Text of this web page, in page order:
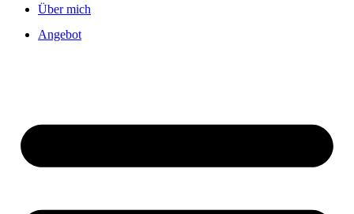
Über mich
Angebot